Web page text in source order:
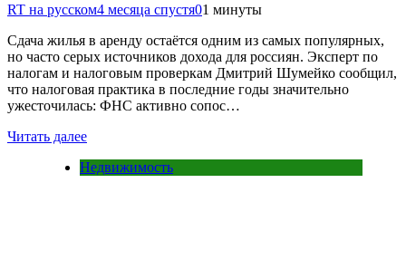
RT на русском4 месяца спустя01 минуты
Сдача жилья в аренду остаётся одним из самых популярных,
но часто серых источников дохода для россиян. Эксперт по
налогам и налоговым проверкам Дмитрий Шумейко сообщил,
что налоговая практика в последние годы значительно
ужесточилась: ФНС активно сопос…
Читать далее
Недвижимость